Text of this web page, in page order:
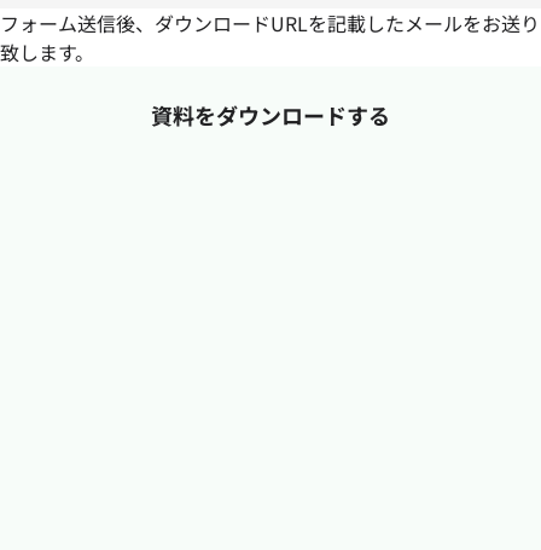
フォーム送信後、ダウンロードURLを記載したメールをお送り
致します。
資料をダウンロードする